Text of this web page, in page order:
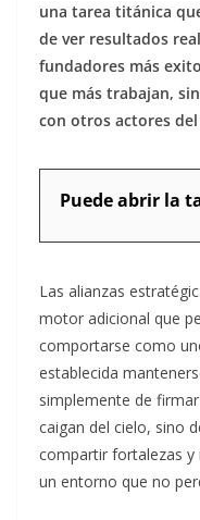
una tarea titánica
de ver resultados
fundadores más
que más trabajan,
con otros actores
Puede abrir la
Las alianzas
motor adicional que
comportarse como
establecida
simplemente de
caigan del cielo, sino
compartir fortalezas y
un entorno que no